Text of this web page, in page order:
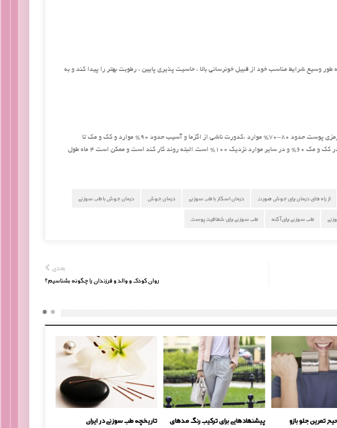
وسیع شرایط مناسب خود از قبیل خونرسانی بالا ، حاسیت پذیری پایین ، رطوبت بهتر را پیدا کند و به
کدورت ناشی از حاملگی و خشکی حدود ۹۰% موارد ، قرمزی پوست حدود ۸۰-۷۰% موارد ،کدورت ناشی از اگزما و آسیب حدود ۹۰% موارد و کک و مک تا
۶۰-۵۰% موارد بهتر می شوند. میزان این بهبودی نیز در کک و مک ۶۰% و در سایر موارد نزدیک ۱۰۰% است.البته روند کار کند است و ممکن است ۴ ماه طول
از راه های درمان برای جوش صورت درمان اسکار با طب سوزنی درمان جوش درمان جوش با طب سوزنی
طب سوزنی برای آکنه طب سوزنی برای شفافیت پوست
بعدی
روان کودک و والد و فرزندان را چگونه بشناسیم؟
تاریخچه طب سوزنی در ایران
پیشنهادهایی برای ترکیب رنگ مدهای
تمرین جلو بازو